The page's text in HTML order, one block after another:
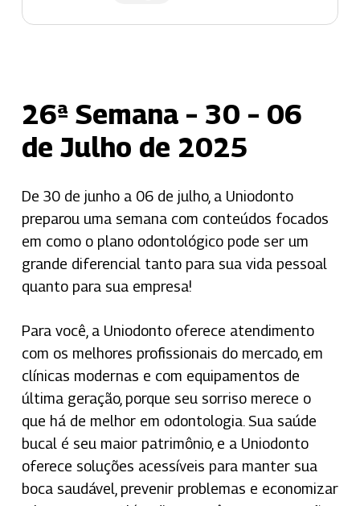
26ª Semana – 30 – 06
de Julho de 2025
De 30 de junho a 06 de julho, a Uniodonto
preparou uma semana com conteúdos focados
em como o plano odontológico pode ser um
grande diferencial tanto para sua vida pessoal
quanto para sua empresa!
Para você, a Uniodonto oferece atendimento
com os melhores profissionais do mercado, em
clínicas modernas e com equipamentos de
última geração, porque seu sorriso merece o
que há de melhor em odontologia. Sua saúde
bucal é seu maior patrimônio, e a Uniodonto
oferece soluções acessíveis para manter sua
boca saudável, prevenir problemas e economizar